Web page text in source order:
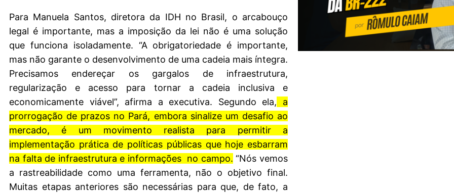
Para Manuela Santos, diretora da IDH no Brasil, o arcabouço
legal é importante, mas a imposição da lei não é uma solução
que funciona isoladamente. “A obrigatoriedade é importante,
mas não garante o desenvolvimento de uma cadeia mais íntegra.
Precisamos endereçar os gargalos de infraestrutura,
regularização e acesso para tornar a cadeia inclusiva e
economicamente viável”, afirma a executiva. Segundo ela, a
prorrogação de prazos no Pará, embora sinalize um desafio ao
mercado, é um movimento realista para permitir a
implementação prática de políticas públicas que hoje esbarram
na falta de infraestrutura e informações no campo. “Nós vemos
a rastreabilidade como uma ferramenta, não o objetivo final.
Muitas etapas anteriores são necessárias para que, de fato, a